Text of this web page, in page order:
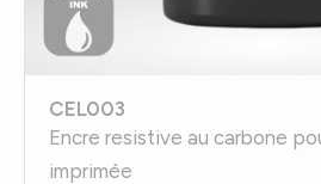
CEL003
Encre resistive au carbone
imprimée